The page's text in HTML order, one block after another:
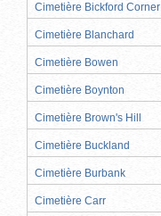
Cimetière Bickford Corner
Cimetière Blanchard
Cimetière Bowen
Cimetière Boynton
Cimetière Brown's Hill
Cimetière Buckland
Cimetière Burbank
Cimetière Carr